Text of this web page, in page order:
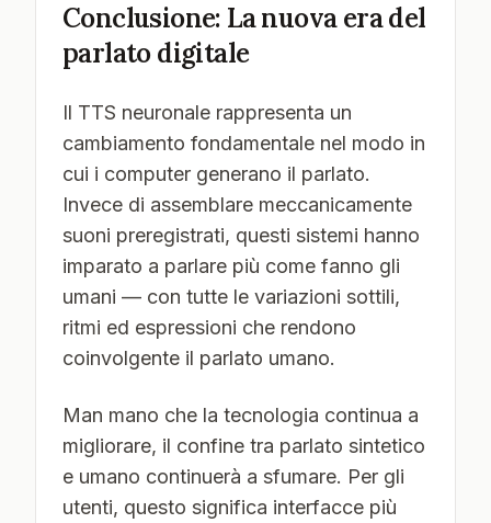
Conclusione: La nuova era del
parlato digitale
Il TTS neuronale rappresenta un
cambiamento fondamentale nel modo in
cui i computer generano il parlato.
Invece di assemblare meccanicamente
suoni preregistrati, questi sistemi hanno
imparato a parlare più come fanno gli
umani — con tutte le variazioni sottili,
ritmi ed espressioni che rendono
coinvolgente il parlato umano.
Man mano che la tecnologia continua a
migliorare, il confine tra parlato sintetico
e umano continuerà a sfumare. Per gli
utenti, questo significa interfacce più